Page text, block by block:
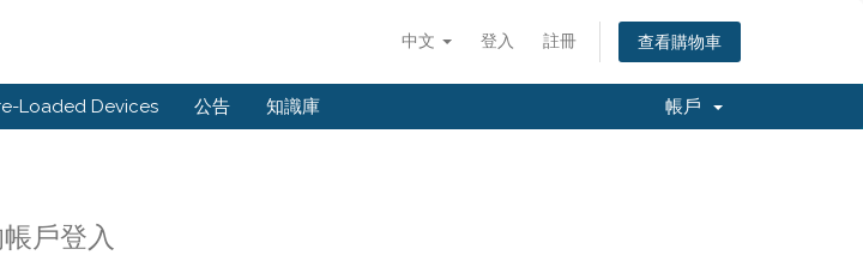
中文 登入 註冊 查看購物車
Loaded Devices 公告 知識庫 帳戶
戶登入